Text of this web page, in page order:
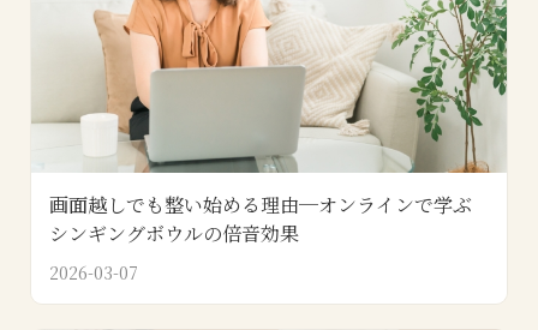
画面越しでも整い始める理由─オンラインで学ぶ
シンギングボウルの倍音効果
2026-03-07